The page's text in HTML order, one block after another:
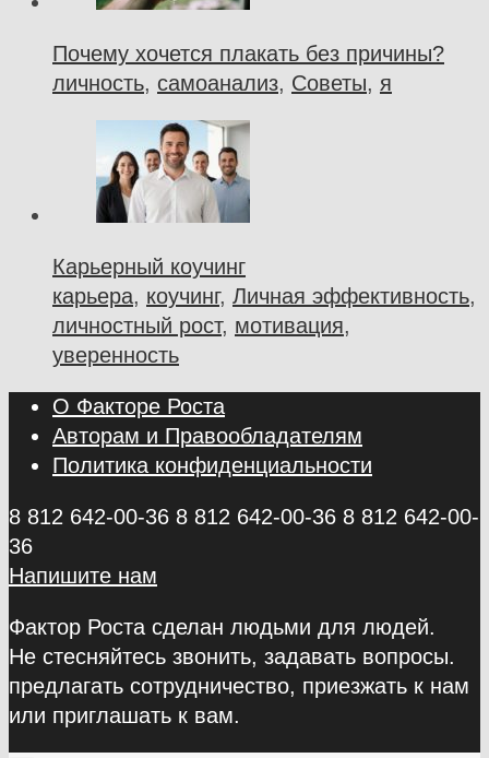
Почему хочется плакать без причины?
личность, самоанализ, Советы, я
Карьерный коучинг
карьера, коучинг, Личная эффективность,
личностный рост, мотивация,
уверенность
О Факторе Роста
Авторам и Правообладателям
Политика конфиденциальности
8 812 642-00-36 8 812 642-00-36 8 812 642-00-
36
Напишите нам
Фактор Роста сделан людьми для людей.
Не стесняйтесь звонить, задавать вопросы.
предлагать сотрудничество, приезжать к нам
или приглашать к вам.